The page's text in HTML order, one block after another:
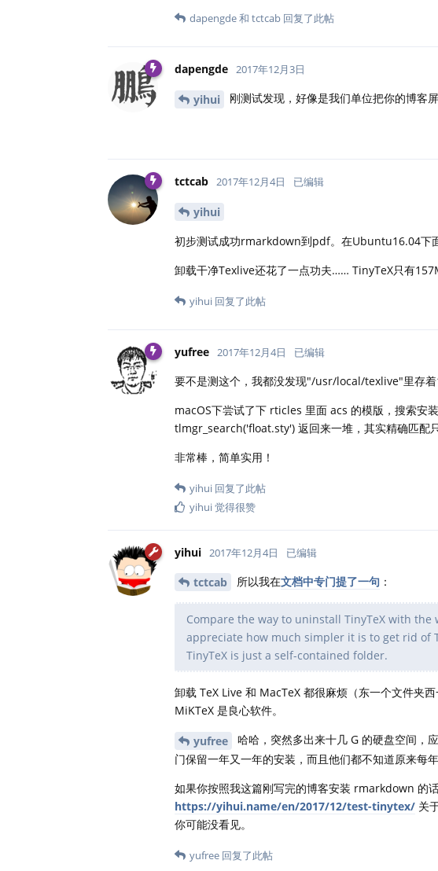
dapengde和 tctcab 回复了此帖
dapengde 2017年12月3日
yihui 刚测试发现，好像是我们单位把你的博客
tctcab 2017年12月4日 已编辑
yihui
初步测试成功rmarkdown到pdf。在Ubuntu16.04下
卸载干净Texlive还花了一点功夫…… TinyTeX只有
yihui 回复了此帖
yufree 2017年12月4日 已编辑
要不是测这个，我都没发现"/usr/local/texlive"里存
macOS下尝试了下 rticles 里面 acs 的模版，搜索安
tlmgr_search('float.sty') 返回来一堆，其实精确匹配只
非常棒，简单实用！
yihui 回复了此帖
yihui觉得很赞
yihui 2017年12月4日 已编辑
tctcab 所以我在文档中专门提了一句 ：
Compare the way to uninstall TinyTeX with
appreciate how much simpler it is to get rid of
TinyTeX is just a self-contained folder.
卸载 TeX Live 和 MacTeX 都很麻烦（东一个文件夹
MiKTeX 是良心软件。
yufree
哈哈，突然多出来十几 G 的硬盘空间，
门保留一年又一年的安装，而且他们都不知道原来每
如果你按照我这篇刚写完的博客安装 rmarkdown 的
https://yihui.name/en/2017/12/test-tinytex/ 关
你可能没看见。
yufree 回复了此帖